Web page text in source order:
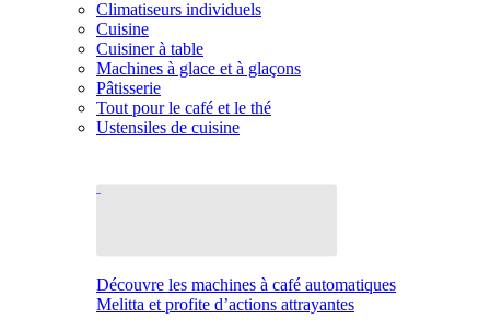
Climatiseurs individuels
Cuisine
Cuisiner à table
Machines à glace et à glaçons
Pâtisserie
Tout pour le café et le thé
Ustensiles de cuisine
Découvre les machines à café automatiques
Melitta et profite d’actions attrayantes